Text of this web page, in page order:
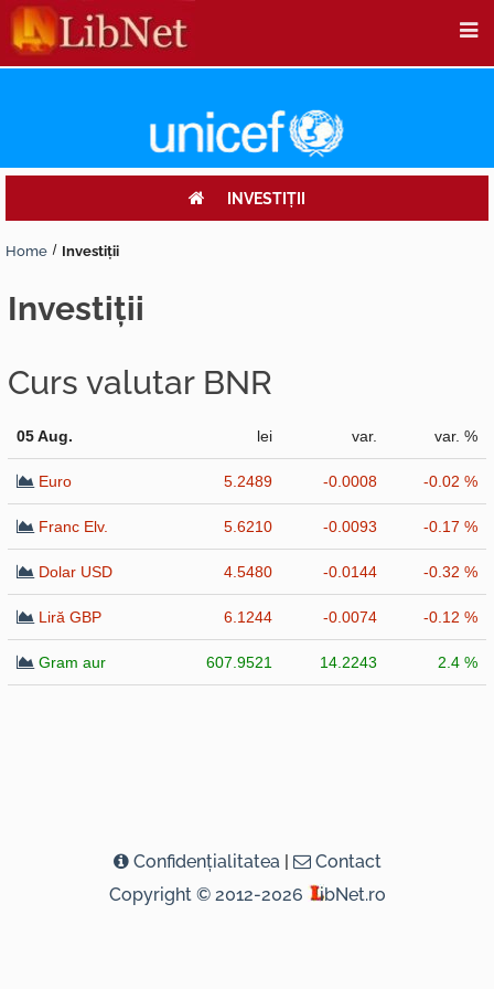
INVESTIŢII
Home Investiţii
investiţii
Curs valutar BNR
05 Aug. lei var. var. %
Euro 5.2489 -0.0008 -0.02 %
Franc Elv. 5.6210 -0.0093 -0.17 %
Dolar USD 4.5480 -0.0144 -0.32 %
Liră GBP 6.1244 -0.0074 -0.12 %
Gram aur 607.9521 14.2243 2.4 %
Confidenţialitatea |
Contact
Copyright © 2012-2026
ibNet.ro